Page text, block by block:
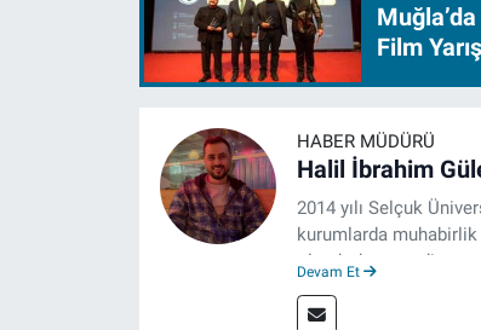
Film
HABER MÜDÜRÜ
Halil İbrahim
2014 yılı Selçuk
kurumlarda muhabirlik
olarak devam ediyor.
Devam Et